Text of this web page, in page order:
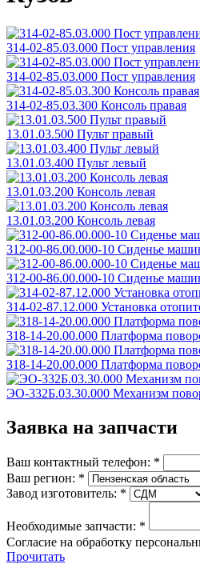
314-02-85.03.000 Пост управления
314-02-85.03.000 Пост управления
314-02-85.03.300 Консоль правая
13.01.03.500 Пульт правый
13.01.03.400 Пульт левый
13.01.03.200 Консоль левая
13.01.03.200 Консоль левая
312-00-86.00.000-10 Сиденье
312-00-86.00.000-10 Сиденье
314-02-87.12.000 Установка
318-14-20.00.000 Платформа
318-14-20.00.000 Платформа
ЭО-332Б.03.30.000 Механизм
Заявка на запчасти
Ваш контактный телефон: *
Ваш регион: *
Завод изготовитель: *
Необходимые запчасти: *
Согласие на обработку
Прочитать